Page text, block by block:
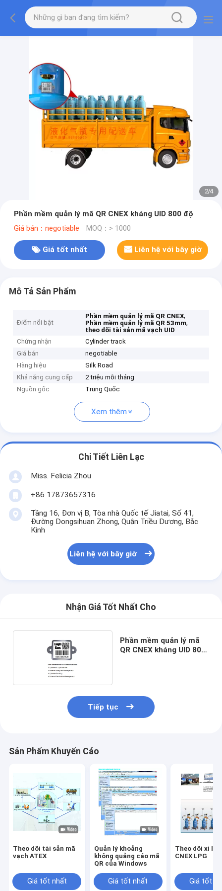
2/4
Phần mềm quản lý mã QR CNEX kháng UID 800 độ
Giá bán：negotiable MOQ：> 1000
Giá tốt nhất Liên hệ với bây giờ
Mô Tả Sản Phẩm
Điểm nổi bật
Phần mềm quản lý mã QR CNEX,
Phần mềm quản lý mã QR 53mm,
theo dõi tài sản mã vạch UID
Chứng nhận
Cylinder track
Giá bán
negotiable
Hàng hiệu
Silk Road
Khả năng cung cấp
2 triệu mỗi tháng
Nguồn gốc
Trung Quốc
Xem thêm
Chi Tiết Liên Lạc
Miss. Felicia Zhou
+86 17873657316
Tầng 16, Đơn vị B, Tòa nhà Quốc tế Jiatai, Số 41,
Đường Dongsihuan Zhong, Quận Triều Dương, Bắc
Kinh
Liên hệ với bây giờ
Nhận Giá Tốt Nhất Cho
Phần mềm quản lý mã
QR CNEX kháng UID 800
Tiếp tục
Sản Phẩm Khuyến Cáo
Theo dõi tài sản mã
vạch ATEX
Giá tốt nhất
Quản lý khoảng
không quảng cáo mã
QR của Windows
Giá tốt nhất
Theo dõi xi
CNEX LPG
Giá tốt